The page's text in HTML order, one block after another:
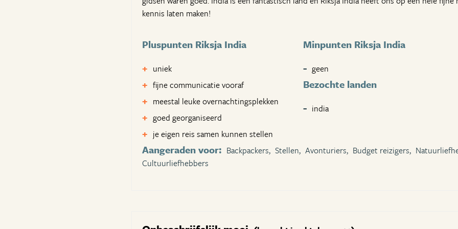
kennis laten maken!
Pluspunten Riksja India
uniek
fijne communicatie vooraf
meestal leuke overnachtingsplekken
goed georganiseerd
je eigen reis samen kunnen stellen
Minpunten Riksja India
geen
Bezochte landen
india
Aangeraden voor: Backpackers, Stellen, Avonturiers, Budget reizigers,
Cultuurliefhebbers